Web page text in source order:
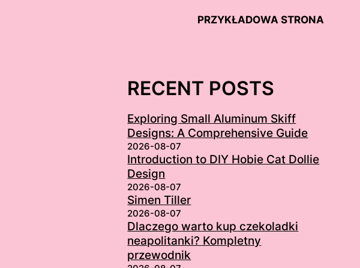
PRZYKŁADOWA STRONA
RECENT POSTS
Exploring Small Aluminum Skiff
Designs: A Comprehensive Guide
2026-08-07
Introduction to DIY Hobie Cat Dollie
Design
2026-08-07
Simen Tiller
2026-08-07
Dlaczego warto kup czekoladki
neapolitanki? Kompletny
przewodnik